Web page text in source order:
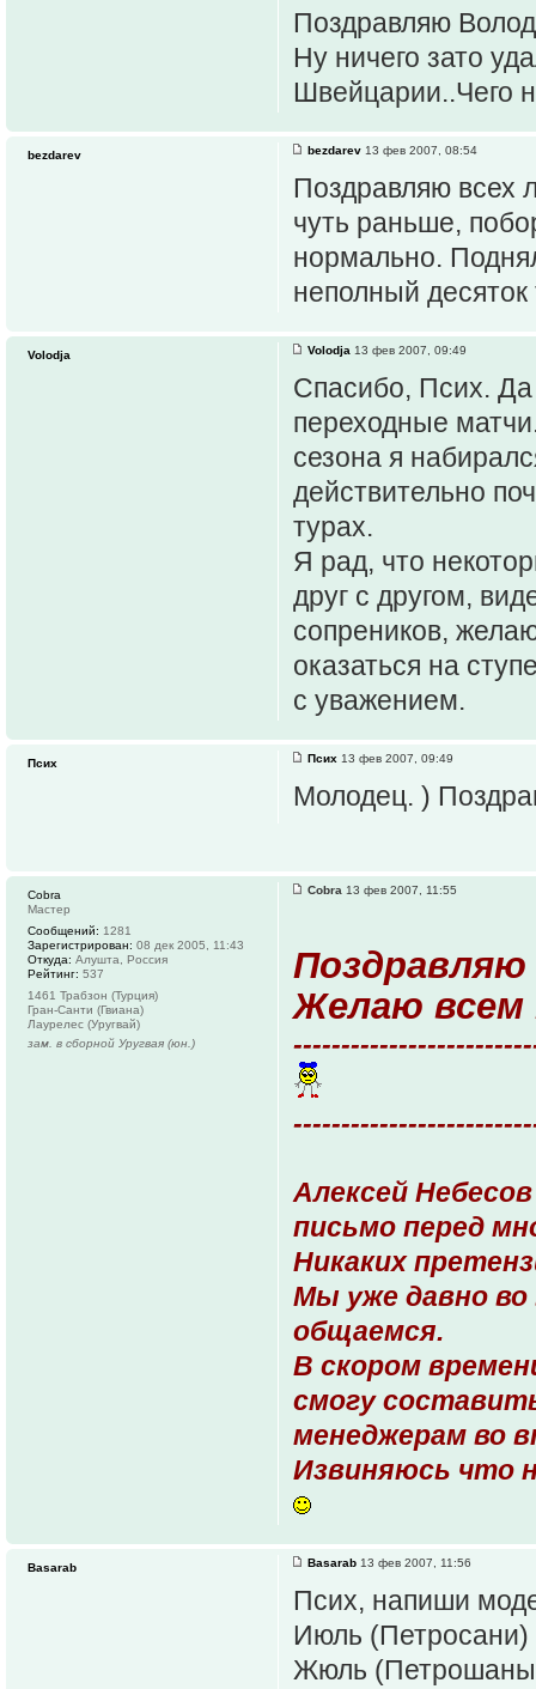
Поздравляю
Ну ничего зато
Швейцарии..Чего
bezdarev 13 фев 2007, 08:54
Поздравляю всех
чуть раньше,
нормально.
неполный десяток
bezdarev
Volodja 13 фев 2007, 09:49
Спасибо, Псих.
переходные
сезона я
действительно
турах.
Я рад, что
друг с другом,
сопреников,
оказаться на
с уважением.
Volodja
Псих 13 фев 2007, 09:49
Молодец. )
Псих
Cobra 13 фев 2007, 11:55
Поздравляю
Желаю всем
Алексей
письмо перед
Никаких
Мы уже давно во
общаемся.
В скором
смогу
менеджерам во
Извиняюсь что
Cobra
Мастер
Сообщений: 1281
Зарегистрирован: 08 дек 2005, 11:43
Откуда: Алушта, Россия
Рейтинг: 537
1461 Трабзон (Турция)
Гран-Санти (Гвиана)
Лаурелес (Уругвай)
зам. в сборной Уругвая (юн.)
Basarab 13 фев 2007, 11:56
Псих, напиши
Июль (Петросани)
Жюль
Basarab